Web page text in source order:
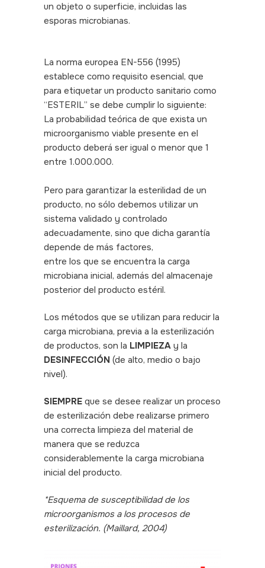
un objeto o superficie, incluidas las
esporas microbianas.
La norma europea EN-556 (1995)
establece como requisito esencial, que
para etiquetar un producto sanitario como
“ESTERIL” se debe cumplir lo siguiente:
La probabilidad teórica de que exista un
microorganismo viable presente en el
producto deberá ser igual o menor que 1
entre 1.000.000.
Pero para garantizar la esterilidad de un
producto, no sólo debemos utilizar un
sistema validado y controlado
adecuadamente, sino que dicha garantía
depende de más factores,
entre los que se encuentra la carga
microbiana inicial, además del almacenaje
posterior del producto estéril.
Los métodos que se utilizan para reducir la
carga microbiana, previa a la esterilización
de productos, son la LIMPIEZA y la
DESINFECCIÓN (de alto, medio o bajo
nivel).
SIEMPRE que se desee realizar un proceso
de esterilización debe realizarse primero
una correcta limpieza del material de
manera que se reduzca
considerablemente la carga microbiana
inicial del producto.
*Esquema de susceptibilidad de los
microorganismos a los procesos de
esterilización. (Maillard, 2004)